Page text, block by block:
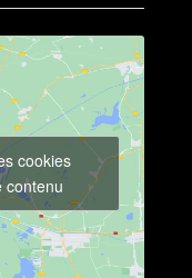
cookies
contenu